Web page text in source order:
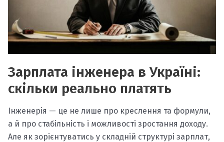
Зарплата інженера в Україні:
скільки реально платять
Інженерія — це не лише про креслення та формули,
а й про стабільність і можливості зростання доходу.
Але як зорієнтуватись у складній структурі зарплат,